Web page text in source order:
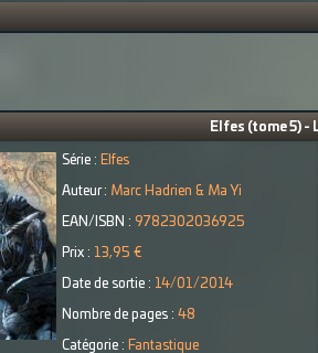
Elfes (tome 5) -
Série : Elfes
Auteur : Marc Hadrien & Ma Yi
EAN/ISBN : 9782302036925
Prix : 13,95 €
Date de sortie : 14/01/2014
Nombre de pages : 48
Catégorie : Fantastique